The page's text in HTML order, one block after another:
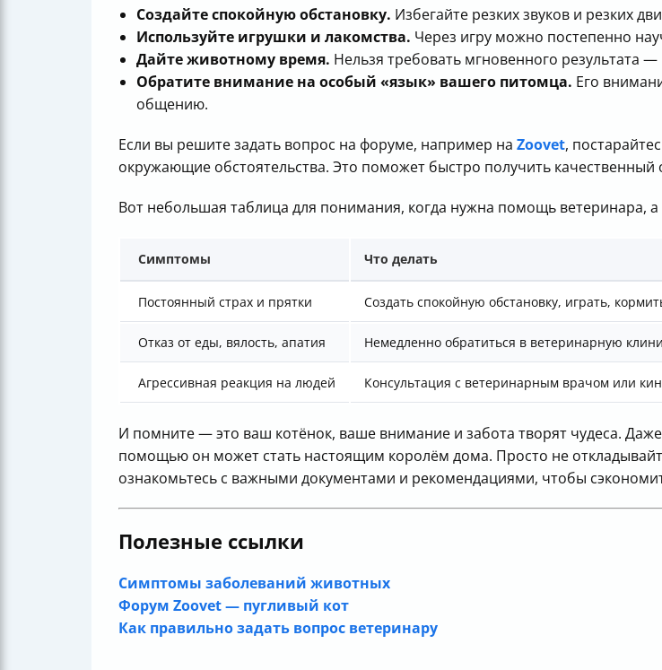
Создайте спокойную обстановку. Избегайте резких звуков и резких
Используйте игрушки и лакомства. Через игру можно постепенно
Дайте животному время. Нельзя требовать мгновенного результата
Обратите внимание на особый «язык» вашего питомца. Его
общению.
Если вы решите задать вопрос на форуме, например на Zoovet,
окружающие обстоятельства. Это поможет быстро получить качественный
Вот небольшая таблица для понимания, когда нужна помощь ветеринара,
Симптомы Что делать
Постоянный страх и прятки Создать спокойную обстановку, играть,
Отказ от еды, вялость, апатия Немедленно обратиться в ветеринарную
Агрессивная реакция на людей Консультация с ветеринарным врачом или
И помните — это ваш котёнок, ваше внимание и забота творят чудеса.
помощью он может стать настоящим королём дома. Просто не
ознакомьтесь с важными документами и рекомендациями, чтобы
Полезные ссылки
Симптомы заболеваний животных
Форум Zoovet — пугливый кот
Как правильно задать вопрос ветеринару